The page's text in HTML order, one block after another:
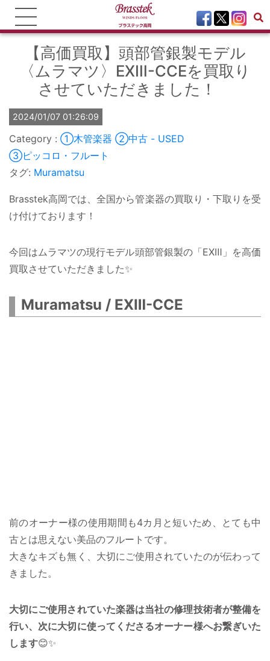
【高価買取】頭部管銀製モデル
〈ムラマツ〉EXⅢ-CCEを買取り
させていただきました！
2024/01/07 01:26:09
①木管楽器 ②中古 - USED
③ピッコロ・フルート
タグ: Muramatsu
Brasstek高岡では、全国から管楽器の買取り・下取りを受
け付けております！
今回はムラマツの現行モデル頭部管銀製の「EXⅢ」を高価
買取させていただきました✨
Muramatsu / EXⅢ-CCE
前のオーナー様の使用期間も4カ月と短いため、とても中
古とは思えない美品のフルートです。
大きなキズも無く、大切にご使用されていたのが伝わって
きました。
大切にご使用されていた楽器は当社の修理技術者が整備を
行い、次に大切に使ってくださるオーナー様へお繋ぎいた
します😊✨